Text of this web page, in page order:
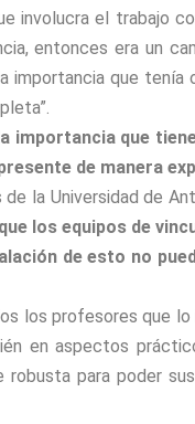
involucra el trabajo
entonces era un
importancia que
importancia que
de manera
de la Universidad de
los equipos de
de esto no
los profesores que
en aspectos
para poder